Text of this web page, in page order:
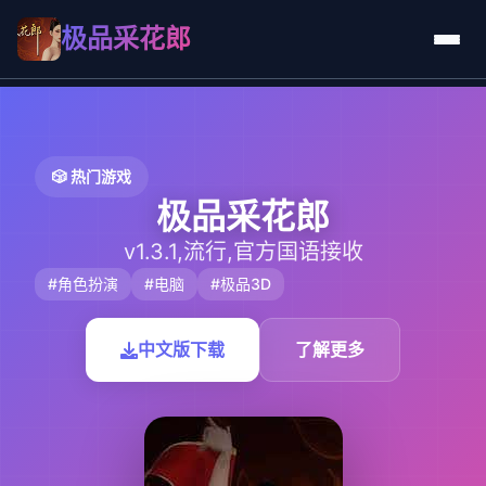
极品采花郎
🎲 热门游戏
极品采花郎
v1.3.1,流行,官方国语接收
#角色扮演 #电脑 #极品3D
中文版下载 了解更多